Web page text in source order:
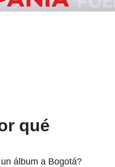
qué
álbum a Bogotá?